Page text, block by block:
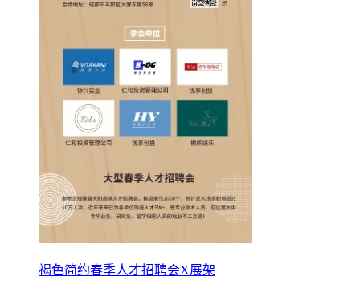
褐色简约春季人才招聘会X展架